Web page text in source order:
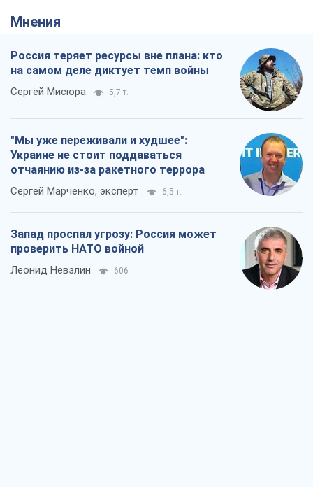
Мнения
Россия теряет ресурсы вне плана: кто
на самом деле диктует темп войны
Сергей Мисюра 5,7 т.
"Мы уже переживали и худшее":
Украине не стоит поддаваться
отчаянию из-за ракетного террора
Сергей Марченко, эксперт 6,5 т.
Запад проспал угрозу: Россия может
проверить НАТО войной
Леонид Невзлин 606